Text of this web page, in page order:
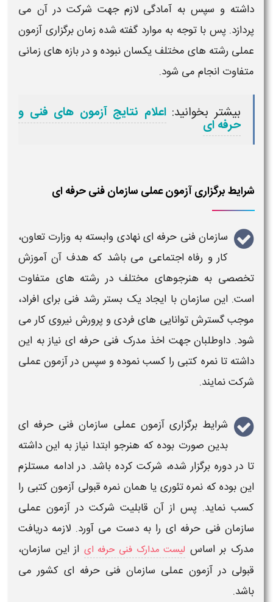
داشته و سپس به آمادگی لازم جهت شرکت در آن می
پردازد. پس با توجه به موارد گفته شده زمان برگزاری آزمون
عملی رشته های مختلفیکسان نبوده و در بازه های زمانی
متفاوت انجام می شود.
بیشتر بخوانید: اعلام نتایج آزمون های فنی و
حرفه ای
شرایط برگزاری آزمون عملی سازمان فنی حرفه ای
سازمان فنی حرفه اینهادی وابسته به وزارت تعاون،
کار و رفاه اجتماعی می باشد که هدف آن آموزش
تخصصی به هنرجوهای مختلف در رشته های متفاوت
است. این سازمانبا ایجاد یک بستر رشد فنی برای افراد،
موجب گسترش توانایی های فردی و پرورش نیروی کار می
شود. داوطلبان جهت اخذ مدرک فنی حرفه ای نیاز به این
داشته تا نمره کتبی را کسب نموده و سپس درآزمون عملی
شرکت نمایند.
شرایط برگزاری آزمون عملی سازمان فنی حرفه ای
بدین صورت بوده که هنرجو ابتدا نیاز به این داشته
تا در دوره برگزار شده، شرکت کرده باشد. در ادامه مستلزم
این بوده که نمره تئوری یا همان نمره قبولی آزمون کتبی را
کسب نماید. پس از آن قابلیت شرکت درآزمون عملی
سازمان فنی حرفه ای را به دست می آورد. لازمه دریافت
مدرک بر اساس لیست مدارک فنی حرفه ای از این سازمان،
قبولی درآزمون عملی سازمان فنی حرفه ای کشورمی
باشد.